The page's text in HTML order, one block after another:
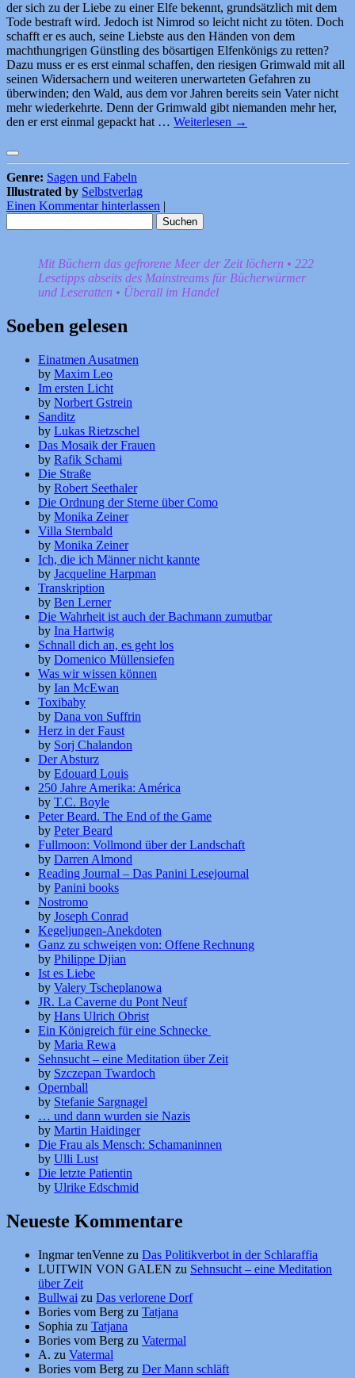
der sich zu der Liebe zu einer Elfe bekennt, grundsätzlich mit dem
Tode bestraft wird. Jedoch ist Nimrod so leicht nicht zu töten. Doch
schafft er es auch, seine Liebste aus den Händen von dem
machthungrigen Günstling des bösartigen Elfenkönigs zu retten?
Dazu muss er es erst einmal schaffen, den riesigen Grimwald mit all
seinen Widersachern und weiteren unerwarteten Gefahren zu
überwinden; den Wald, aus dem vor Jahren bereits sein Vater nicht
mehr wiederkehrte. Denn der Grimwald gibt niemanden mehr her,
den er erst einmal gepackt hat … Weiterlesen →
Genre: Sagen und Fabeln
Illustrated by Selbstverlag
Einen Kommentar hinterlassen |
nach:
Mit Büchern das gefrorene Meer der Zeit löchern • 222
Lesetipps abseits des Mainstreams für Bücherwürmer
und Leseratten • Überall im Handel
Soeben gelesen
Einatmen Ausatmen
by Maxim Leo
Im ersten Licht
by Norbert Gstrein
Sanditz
by Lukas Rietzschel
Das Mosaik der Frauen
by Rafik Schami
Die Straße
by Robert Seethaler
Die Ordnung der Sterne über Como
by Monika Zeiner
Villa Sternbald
by Monika Zeiner
Ich, die ich Männer nicht kannte
by Jacqueline Harpman
Transkription
by Ben Lerner
Die Wahrheit ist auch der Bachmann zumutbar
by Ina Hartwig
Schnall dich an, es geht los
by Domenico Müllensiefen
Was wir wissen können
by Ian McEwan
Toxibaby
by Dana von Suffrin
Herz in der Faust
by Sorj Chalandon
Der Absturz
by Edouard Louis
250 Jahre Amerika: América
by T.C. Boyle
Peter Beard. The End of the Game
by Peter Beard
Fullmoon: Vollmond über der Landschaft
by Darren Almond
Reading Journal – Das Panini Lesejournal
by Panini books
Nostromo
by Joseph Conrad
Kegeljungen-Anekdoten
Ganz zu schweigen von: Offene Rechnung
by Philippe Djian
Ist es Liebe
by Valery Tscheplanowa
JR. La Caverne du Pont Neuf
by Hans Ulrich Obrist
Ein Königreich für eine Schnecke
by Maria Rewa
Sehnsucht – eine Meditation über Zeit
by Szczepan Twardoch
Opernball
by Stefanie Sargnagel
… und dann wurden sie Nazis
by Martin Haidinger
Die Frau als Mensch: Schamaninnen
by Ulli Lust
Die letzte Patientin
by Ulrike Edschmid
Neueste Kommentare
Ingmar tenVenne zu Das Politikverbot in der Schlaraffia
LUITWIN VON GALEN zu Sehnsucht – eine Meditation
über Zeit
Bullwai zu Das verlorene Dorf
Bories vom Berg zu Tatjana
Sophia zu Tatjana
Bories vom Berg zu Vatermal
A. zu Vatermal
Bories vom Berg zu Der Mann schläft